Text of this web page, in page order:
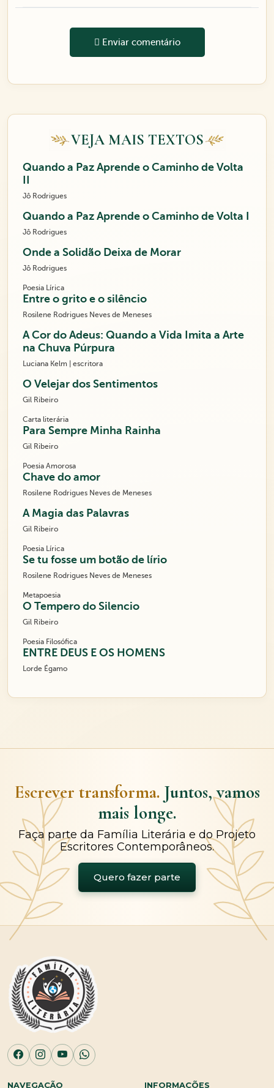
Enviar comentário
VEJA MAIS TEXTOS
Quando a Paz Aprende o Caminho de Volta
Jô Rodrigues
Quando a Paz Aprende o Caminho de Volta I
Jô Rodrigues
Onde a Solidão Deixa de Morar
Jô Rodrigues
Poesia Lírica
Entre o grito e o silêncio
Rosilene Rodrigues Neves de Meneses
A Cor do Adeus: Quando a Vida Imita a Arte
na Chuva Púrpura
Luciana Kelm | escritora
O Velejar dos Sentimentos
Gil Ribeiro
Carta literária
Para Sempre Minha Rainha
Gil Ribeiro
Poesia Amorosa
Chave do amor
Rosilene Rodrigues Neves de Meneses
A Magia das Palavras
Gil Ribeiro
Poesia Lírica
Se tu fosse um botão de lírio
Rosilene Rodrigues Neves de Meneses
Metapoesia
O Tempero do Silencio
Gil Ribeiro
Poesia Filosófica
ENTRE DEUS E OS HOMENS
Lorde Égamo
Escrever transforma. Juntos, vamos
mais longe.
Faça parte da Família Literária e do Projeto
Escritores Contemporâneos.
Quero fazer parte
NAVEGAÇÃO INFORMAÇÕES